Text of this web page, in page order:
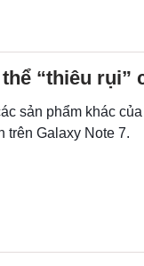
“thiêu rụi”
sản phẩm khác
trên Galaxy Note 7.